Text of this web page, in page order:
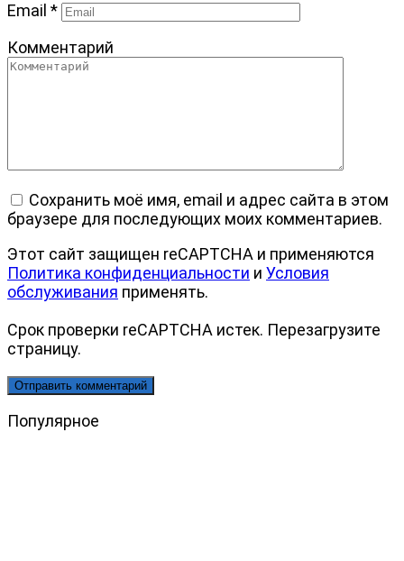
Email *
Комментарий
Сохранить моё имя, email и адрес сайта в этом
браузере для последующих моих комментариев.
Этот сайт защищен reCAPTCHA и применяются
Политика конфиденциальности и Условия
обслуживания применять.
Срок проверки reCAPTCHA истек. Перезагрузите
страницу.
Популярное